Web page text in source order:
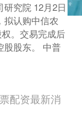
究院 12月2日
拟认购中信农
。交易完成后
股股东。 中普
配资最新消